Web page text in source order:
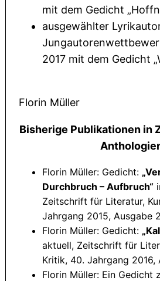
mit dem Gedicht
ausgewählter
2017 mit dem Gedicht
Florin Müller
Bisherige Publikationen in
Florin Müller: Gedicht:
Durchbruch – Aufbruch“
Zeitschrift für Literatur,
Jahrgang 2015, Ausgabe
Florin Müller: Gedicht:
aktuell, Zeitschrift für
Kritik, 40. Jahrgang 2016,
Florin Müller: Ein Gedicht